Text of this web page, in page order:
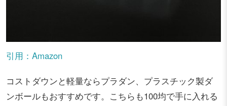
引用：Amazon
コストダウンと軽量ならプラダン、プラスチック製ダ
ンボールもおすすめです。こちらも100均で手に入れる